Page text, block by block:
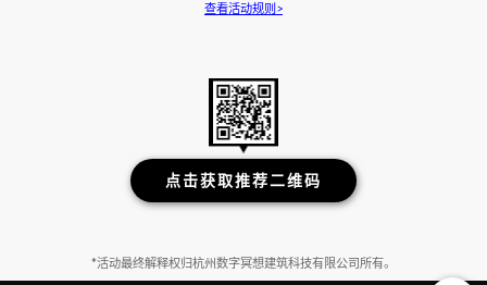
查看活动规则>
点击获取推荐二维码
*活动最终解释权归杭州数字冥想建筑科技有限公司所有。